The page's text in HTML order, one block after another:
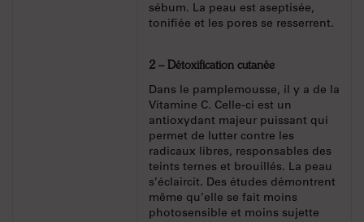
sébum. La peau est aseptisée,
tonifiée et les pores se resserrent.
2 – Détoxification cutanée
Dans le pamplemousse, il y a de la
Vitamine C. Celle-ci est un
antioxydant majeur puissant qui
permet de lutter contre les
radicaux libres, responsables des
teints ternes et brouillés. La peau
s’éclaircit. Des études démontrent
même qu’elle se fait moins
photosensible et moins sujette